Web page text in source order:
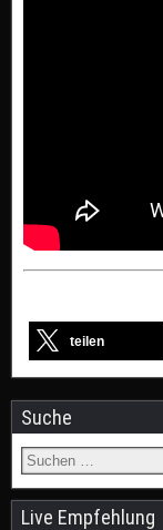
teilen
Suche
Live Empfehlung